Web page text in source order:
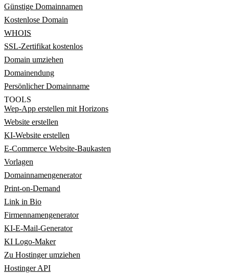
Günstige Domainnamen
Kostenlose Domain
WHOIS
SSL-Zertifikat kostenlos
Domain umziehen
Domainendung
Persönlicher Domainname
TOOLS
Wep-App erstellen mit Horizons
Website erstellen
KI-Website erstellen
E-Commerce Website-Baukasten
Vorlagen
Domainnamengenerator
Print-on-Demand
Link in Bio
Firmennamengenerator
KI-E-Mail-Generator
KI Logo-Maker
Zu Hostinger umziehen
Hostinger API